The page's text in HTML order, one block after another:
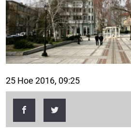
25 Ное 2016, 09:25